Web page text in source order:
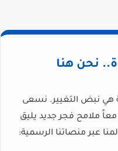
نحن هنا
هي نبض التغيير. نسعى
ملامح فجر جديد يليق
عبر منصاتنا الرسمية: